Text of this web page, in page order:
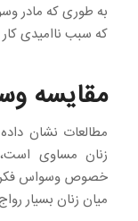
به طوری که مادر
که سبب ناامیدی
مقایسه
مطالعات نشان
زنان مساوی
خصوص وسواس
میان زنان بسیار